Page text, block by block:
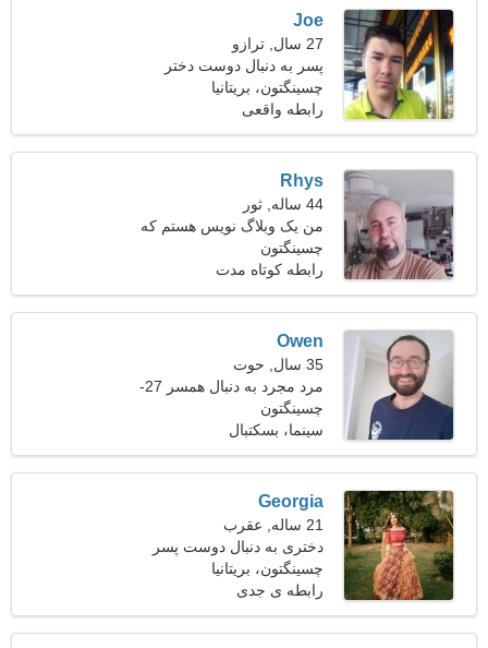
Joe
27 سال, ترازو
پسر به دنبال دوست دختر
است
چسینگتون، بریتانیا
رابطه واقعی
Rhys
44 ساله, ثور
من یک وبلاگ نویس هستم که
به دنبال یک زن زیبا هستم
چسینگتون
رابطه کوتاه مدت
Owen
35 سال, حوت
مرد مجرد به دنبال همسر 27-
32
چسینگتون
سینما، بسکتبال
Georgia
21 ساله, عقرب
دختری به دنبال دوست پسر
24-33
چسینگتون، بریتانیا
رابطه ی جدی